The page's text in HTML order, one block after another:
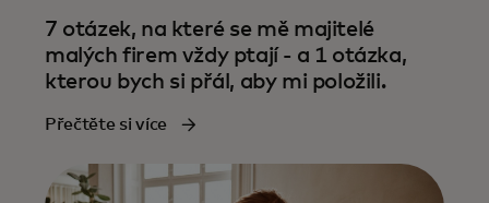
7 otázek, na které se mě majitelé
malých firem vždy ptají - a 1 otázka,
kterou bych si přál, aby mi položili.
Přečtěte si více